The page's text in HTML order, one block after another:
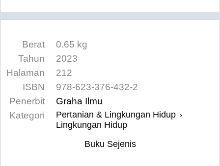
Berat
0.65 kg
Tahun
2023
Halaman
212
ISBN
978-623-376-432-2
Penerbit
Graha Ilmu
Kategori
Pertanian & Lingkungan Hidup ›
Lingkungan Hidup
Buku Sejenis